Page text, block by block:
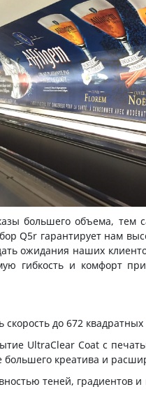
большего объема, тем
Q5r гарантирует нам
ожидания наших
гибкость и комфорт
до 672 квадратных
UltraClear Coat с
креатива и
теней, градиентов